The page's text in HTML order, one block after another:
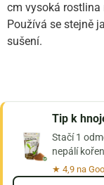
cm vysoká rostlina
Používá se stejně
sušení.
Tip k
Stačí 1
nepálí
★ 4,9 na